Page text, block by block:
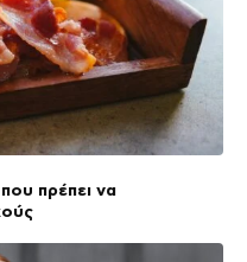
πρέπει να